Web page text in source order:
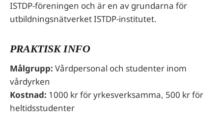
ISTDP-föreningen och är en av grundarna för
utbildningsnätverket ISTDP-institutet.
PRAKTISK INFO
Målgrupp: Vårdpersonal och studenter inom
vårdyrken
Kostnad: 1000 kr för yrkesverksamma, 500 kr för
heltidsstudenter